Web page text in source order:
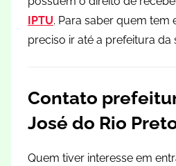
IPTU. Para saber quem tem
preciso ir até a prefeitura da
Contato
José do Rio
Quem tiver interesse em